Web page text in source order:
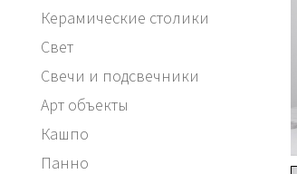
Керамические столики
Свет
Свечи и подсвечники
Арт объекты
Кашпо
Панно